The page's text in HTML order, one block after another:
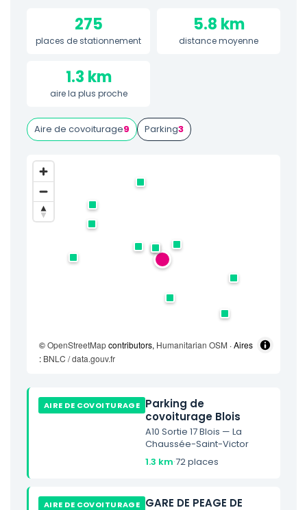
275
places de stationnement
5.8 km
distance moyenne
1.3 km
aire la plus proche
Aire de covoiturage9 Parking3
©OpenStreetMapcontributors, Humanitarian OSM · Aires
: BNLC / data.gouv.fr
AIRE DE COVOITURAGE Parking de
covoiturage Blois
A10 Sortie 17 Blois — La
Chaussée-Saint-Victor
1.3 km·72 places
AIRE DE COVOITURAGE GARE DE PEAGE DE